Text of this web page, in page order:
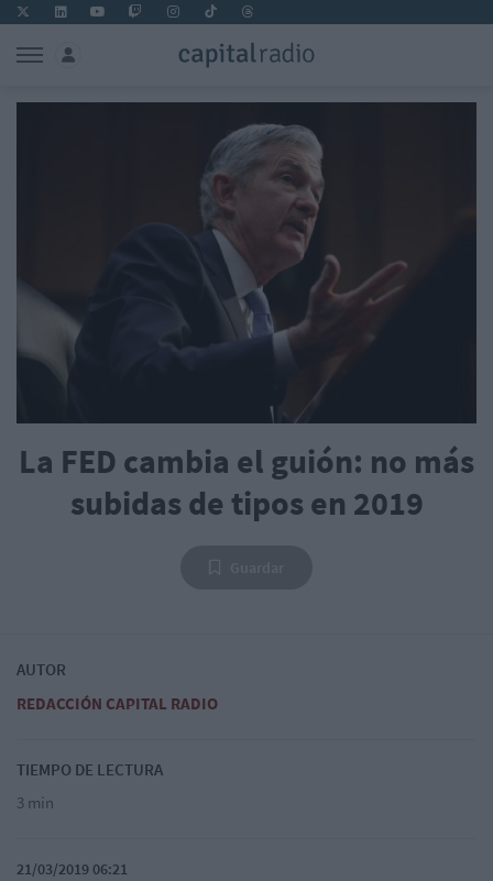
La FED cambia el guión: no más
subidas de tipos en 2019
AUTOR
REDACCIÓN CAPITAL RADIO
TIEMPO DE LECTURA
3 min
21/03/2019 06:21